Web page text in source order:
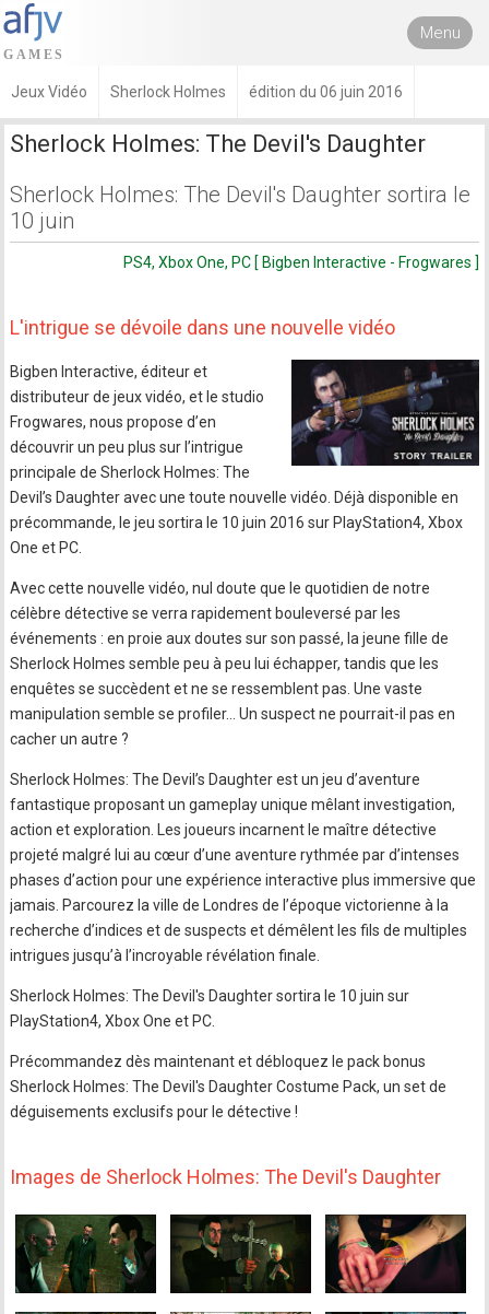
Menu
Jeux Vidéo Sherlock Holmes édition du 06 juin 2016
Sherlock Holmes: The Devil's Daughter
Sherlock Holmes: The Devil's Daughter sortira le
10 juin
PS4, Xbox One, PC [ Bigben Interactive - Frogwares ]
L'intrigue se dévoile dans une nouvelle vidéo
Bigben Interactive, éditeur et
distributeur de jeux vidéo, et le studio
Frogwares, nous propose d’en
découvrir un peu plus sur l’intrigue
principale de Sherlock Holmes: The
Devil’s Daughter avec une toute nouvelle vidéo. Déjà disponible en
précommande, le jeu sortira le 10 juin 2016 sur PlayStation4, Xbox
One et PC.
Avec cette nouvelle vidéo, nul doute que le quotidien de notre
célèbre détective se verra rapidement bouleversé par les
événements : en proie aux doutes sur son passé, la jeune fille de
Sherlock Holmes semble peu à peu lui échapper, tandis que les
enquêtes se succèdent et ne se ressemblent pas. Une vaste
manipulation semble se profiler… Un suspect ne pourrait-il pas en
cacher un autre ?
Sherlock Holmes: The Devil’s Daughter est un jeu d’aventure
fantastique proposant un gameplay unique mêlant investigation,
action et exploration. Les joueurs incarnent le maître détective
projeté malgré lui au cœur d’une aventure rythmée par d’intenses
phases d’action pour une expérience interactive plus immersive que
jamais. Parcourez la ville de Londres de l’époque victorienne à la
recherche d’indices et de suspects et démêlent les fils de multiples
intrigues jusqu’à l’incroyable révélation finale.
Sherlock Holmes: The Devil's Daughter sortira le 10 juin sur
PlayStation4, Xbox One et PC.
Précommandez dès maintenant et débloquez le pack bonus
Sherlock Holmes: The Devil's Daughter Costume Pack, un set de
déguisements exclusifs pour le détective !
Images de Sherlock Holmes: The Devil's Daughter